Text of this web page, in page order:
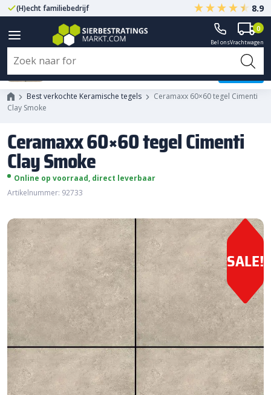
(H)echt familiebedrijf Gegarandeerd A-kwaliteit
8.9
Bel onsVrachtwagen
0
Best verkochte Keramische tegels
Ceramaxx 60×60 tegel Cimenti
Clay Smoke
Ceramaxx 60×60 tegel Cimenti
Clay Smoke
Online op voorraad, direct leverbaar
Artikelnummer: 92733
SALE!
Ceramaxx 60x60 tegel Cimenti
Clay Smoke